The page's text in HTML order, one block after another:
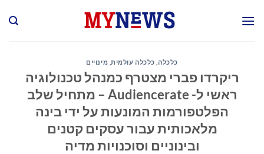
כלכלה, כלכלה עולמית, מינויים
ריקרדו פברי מצטרף כמנהל טכנולוגיה
ראשי ל- Audiencerate – מתחיל שלב
הפלטפורמות המונעות על ידי בינה
מלאכותית עבור עסקים קטנים
ובינוניים וסוכנויות מדיה